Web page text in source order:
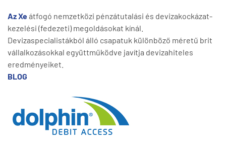
Az Xeátfogó nemzetközi pénzátutalási és devizakockázat-
kezelési (fedezeti) megoldásokat kínál.
Devizaspecialistákból álló csapatuk különböző méretű brit
vállalkozásokkal együttműködve javítja devizahiteles
eredményeiket.
BLOG